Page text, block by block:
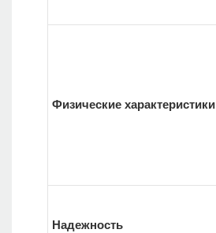
Физические характеристики
Надежность